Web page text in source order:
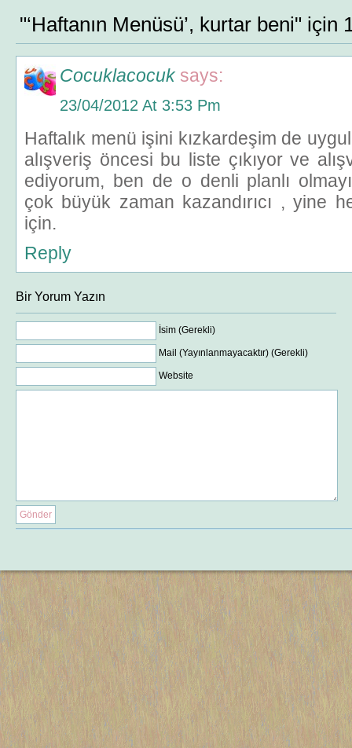
"‘Haftanın Menüsü’, kurtar beni" için
Cocuklacocuk says:
23/04/2012 At 3:53 Pm
Haftalık menü işini kızkardeşim de
alışveriş öncesi bu liste çıkıyor ve
ediyorum, ben de o denli planlı
çok büyük zaman kazandırıcı , yine
için.
Reply
Bir Yorum Yazın
İsim (Gerekli)
Mail (Yayınlanmayacaktır) (Gerekli)
Website